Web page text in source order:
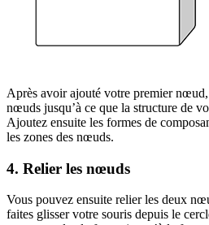
Après avoir ajouté votre premier nœud,
nœuds jusqu’à ce que la structure de
Ajoutez ensuite les formes de
les zones des nœuds.
4. Relier les nœuds
Vous pouvez ensuite relier les deux
faites glisser votre souris depuis le